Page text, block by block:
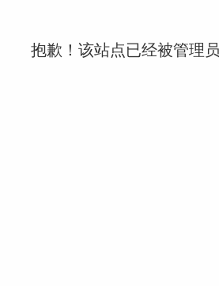
抱歉！该站点已经被管理